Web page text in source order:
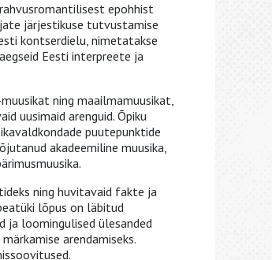
epohhist
järjestikuse tutvustamise
kontserdielu, nimetatakse
Eesti interpreete ja
ning maailmamuusikat,
uusimaid arenguid. Õpiku
puutepunktide
akadeemiline muusika,
ning huvitavaid fakte ja
lõpus on läbitud
ja loomingulised ülesanded
arendamiseks.